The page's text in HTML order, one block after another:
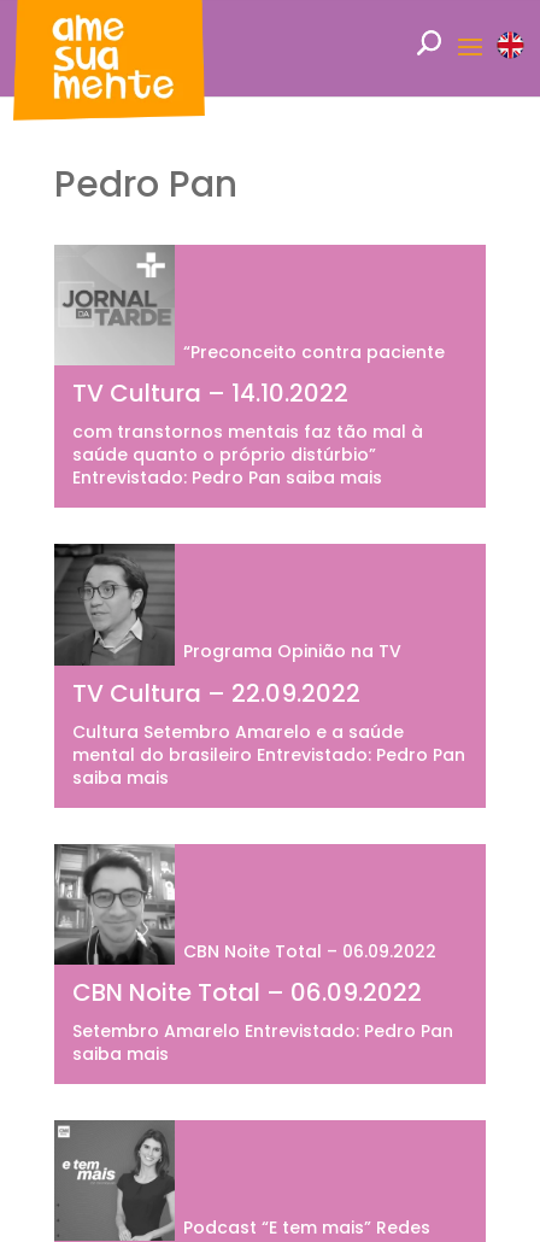
Pedro Pan
TV Cultura – 14.10.2022
“Preconceito contra paciente
com transtornos mentais faz tão mal à
saúde quanto o próprio distúrbio”
Entrevistado: Pedro Pan saiba mais
TV Cultura – 22.09.2022
Programa Opinião na TV
Cultura Setembro Amarelo e a saúde
mental do brasileiro Entrevistado: Pedro Pan
saiba mais
CBN Noite Total – 06.09.2022
CBN Noite Total – 06.09.2022
Setembro Amarelo Entrevistado: Pedro Pan
saiba mais
Podcast “E tem mais” Redes